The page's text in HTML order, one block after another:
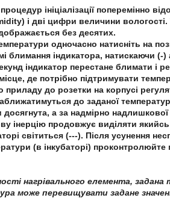
ініціалізації поперемінно
і дві цифри величини
без десятих.
одночасно натисніть на
блимання індикатора, натискаючи (-
індикатор перестане блимати
де потрібно підтримувати
приладу до розетки на корпусі
до заданої
а за надмірно
інерцію продовжує виділяти
світиться (---). Після усунення
(в інкубаторі)
нагрівального елемента,
може перевищувати задане